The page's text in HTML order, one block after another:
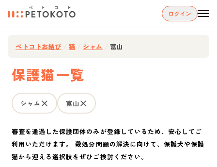
ログイン
ペトコトお結び 猫 シャム 富山
保護猫一覧
シャム 富山
審査を通過した保護団体のみが登録しているため、安心してご
利用いただけます。 殺処分問題の解決に向けて、保護犬や保護
猫から迎える選択肢をぜひご検討ください。